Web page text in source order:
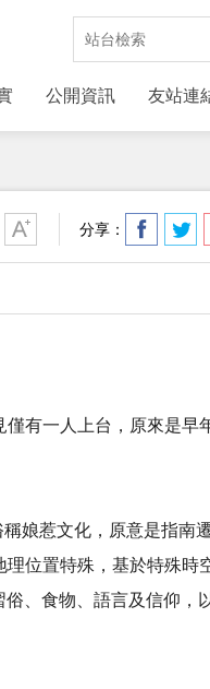
公開資訊 友站連
分享：
有一人上台，原來是早
娘惹文化，原意是指南
位置特殊，基於特殊時
、食物、語言及信仰，